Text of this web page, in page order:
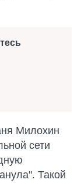
Милохин
сети
Такой